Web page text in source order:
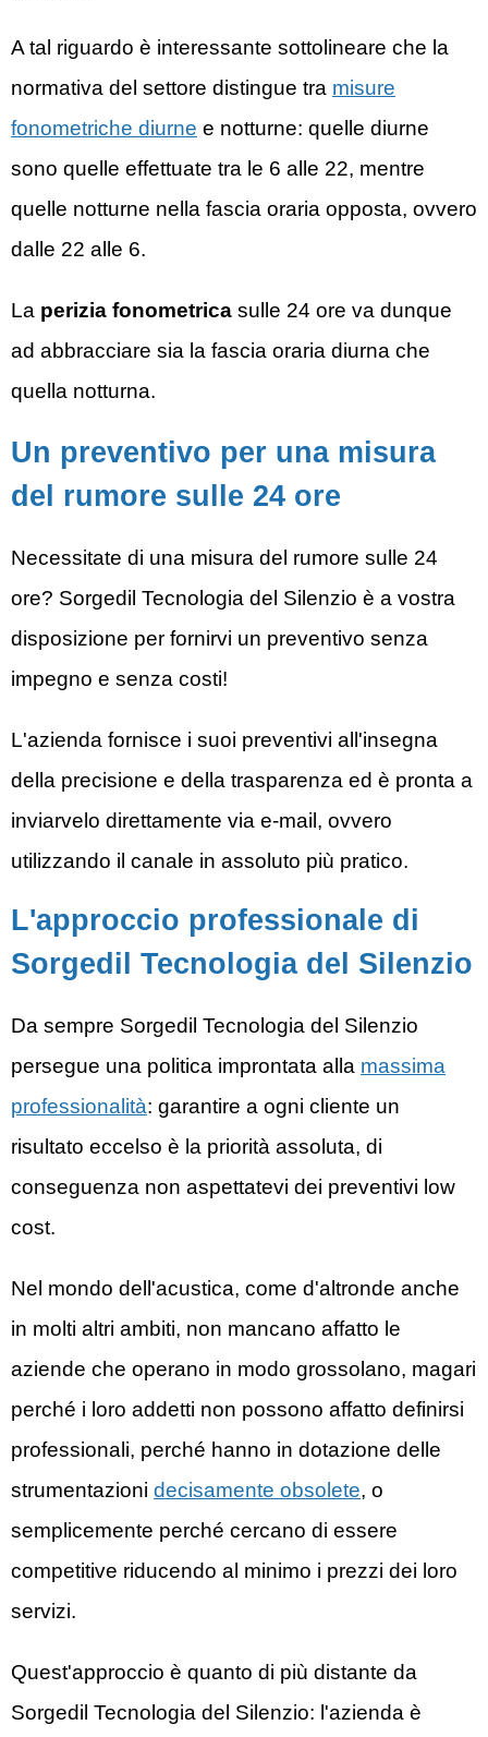
A tal riguardo è interessante sottolineare che la
normativa del settore distingue tra misure
fonometriche diurne e notturne: quelle diurne
sono quelle effettuate tra le 6 alle 22, mentre
quelle notturne nella fascia oraria opposta, ovvero
dalle 22 alle 6.
La perizia fonometrica sulle 24 ore va dunque
ad abbracciare sia la fascia oraria diurna che
quella notturna.
Un preventivo per una misura
del rumore sulle 24 ore
Necessitate di una misura del rumore sulle 24
ore? Sorgedil Tecnologia del Silenzio è a vostra
disposizione per fornirvi un preventivo senza
impegno e senza costi!
L'azienda fornisce i suoi preventivi all'insegna
della precisione e della trasparenza ed è pronta a
inviarvelo direttamente via e-mail, ovvero
utilizzando il canale in assoluto più pratico.
L'approccio professionale di
Sorgedil Tecnologia del Silenzio
Da sempre Sorgedil Tecnologia del Silenzio
persegue una politica improntata alla massima
professionalità: garantire a ogni cliente un
risultato eccelso è la priorità assoluta, di
conseguenza non aspettatevi dei preventivi low
cost.
Nel mondo dell'acustica, come d'altronde anche
in molti altri ambiti, non mancano affatto le
aziende che operano in modo grossolano, magari
perché i loro addetti non possono affatto definirsi
professionali, perché hanno in dotazione delle
strumentazioni decisamente obsolete, o
semplicemente perché cercano di essere
competitive riducendo al minimo i prezzi dei loro
servizi.
Quest'approccio è quanto di più distante da
Sorgedil Tecnologia del Silenzio: l'azienda è